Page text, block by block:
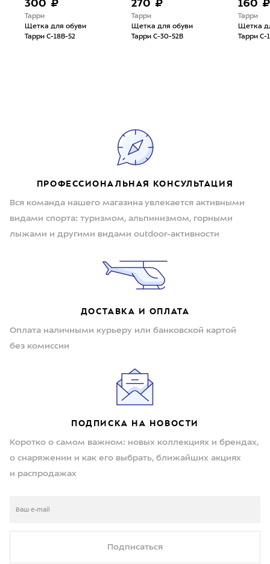
300 ₽
Тарри
Щетка для обуви
Тарри С-18В-52
270 ₽
Тарри
Щетка для обуви
Тарри С-30-52В
160 ₽
Тарри
Щетка
Тарри С-
ПРОФЕССИОНАЛЬНАЯ КОНСУЛЬТАЦИЯ
Вся команда нашего магазина увлекается активными
видами спорта: туризмом, альпинизмом, горными
лыжами и другими видами outdoor-активности
ДОСТАВКА И ОПЛАТА
Оплата наличными курьеру или банковской картой
без комиссии
ПОДПИСКА НА НОВОСТИ
Коротко о самом важном: новых коллекциях и брендах,
о снаряжении и как его выбрать, ближайших акциях
и распродажах
Подписаться